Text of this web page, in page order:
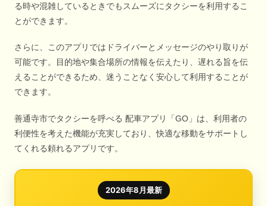
る時や混雑しているときでもスムーズにタクシーを利用するこ
とができます。
さらに、このアプリではドライバーとメッセージのやり取りが
可能です。目的地や集合場所の情報を伝えたり、遅れる旨を伝
えることができるため、迷うことなく安心して利用することが
できます。
善通寺市でタクシーを呼べる 配車アプリ「GO」は、利用者の
利便性を考えた機能が充実しており、快適な移動をサポートし
てくれる頼れるアプリです。
2026年8月最新